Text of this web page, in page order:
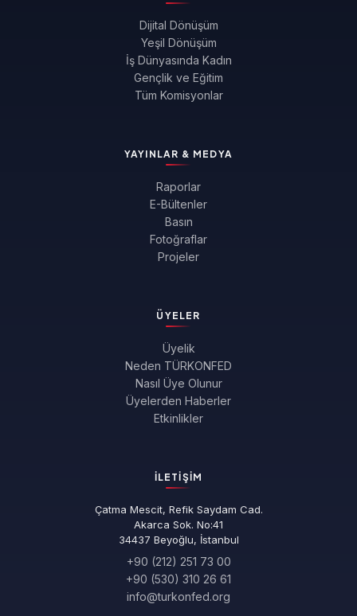
Dijital Dönüşüm
Yeşil Dönüşüm
İş Dünyasında Kadın
Gençlik ve Eğitim
Tüm Komisyonlar
YAYINLAR & MEDYA
Raporlar
E-Bültenler
Basın
Fotoğraflar
Projeler
ÜYELER
Üyelik
Neden TÜRKONFED
Nasıl Üye Olunur
Üyelerden Haberler
Etkinlikler
İLETIŞIM
Çatma Mescit, Refik Saydam Cad.
Akarca Sok. No:41
34437 Beyoğlu, İstanbul
+90 (212) 251 73 00
+90 (530) 310 26 61
info@turkonfed.org